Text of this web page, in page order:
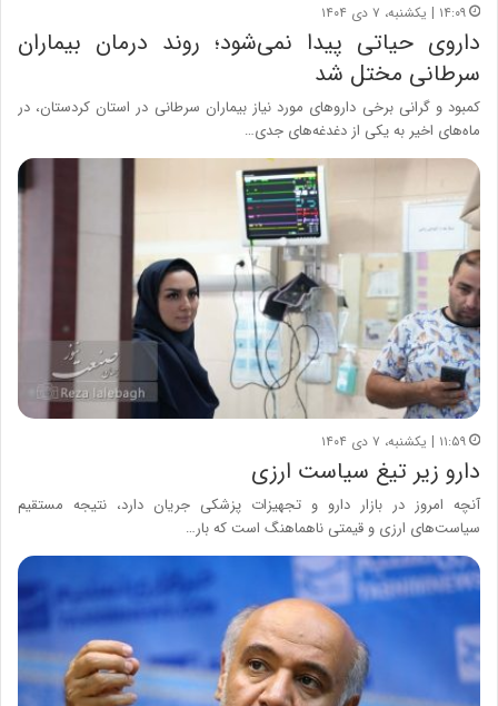
۱۴:۰۹ | یکشنبه، ۷ دی ۱۴۰۴
داروی حیاتی پیدا نمی‌شود؛ روند درمان بیماران
سرطانی مختل شد
کمبود و گرانی برخی داروهای مورد نیاز بیماران سرطانی در استان کردستان، در
ماه‌های اخیر به یکی از دغدغه‌های جدی…
۱۱:۵۹ | یکشنبه، ۷ دی ۱۴۰۴
دارو زیر تیغ سیاست ارزی
آنچه امروز در بازار دارو و تجهیزات پزشکی جریان دارد، نتیجه مستقیم
سیاست‌های ارزی و قیمتی ناهماهنگ است که بار…